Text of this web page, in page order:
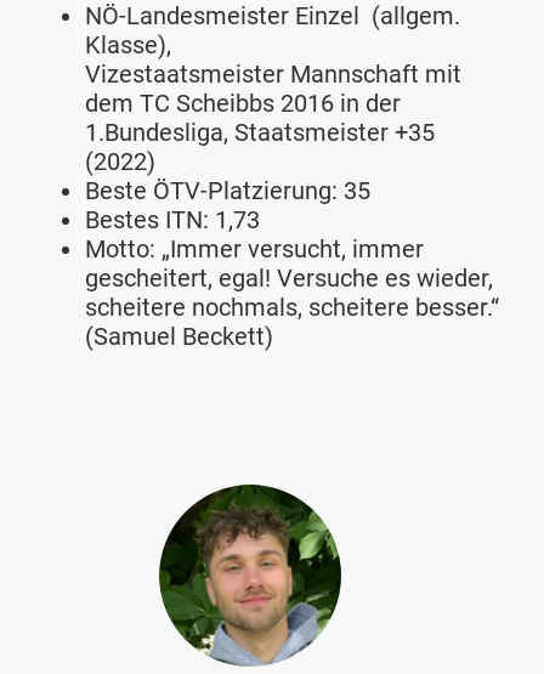
NÖ-Landesmeister Einzel (allgem.
Klasse),
Vizestaatsmeister Mannschaft mit
dem TC Scheibbs 2016 in der
1.Bundesliga, Staatsmeister +35
(2022)
Beste ÖTV-Platzierung: 35
Bestes ITN: 1,73
Motto: „Immer versucht, immer
gescheitert, egal! Versuche es wieder,
scheitere nochmals, scheitere besser.“
(Samuel Beckett)